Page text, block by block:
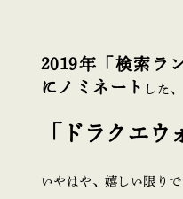
2019年「検索ラ
にノミネート した、
「ドラクエウ
いやはや、嬉しい限りで